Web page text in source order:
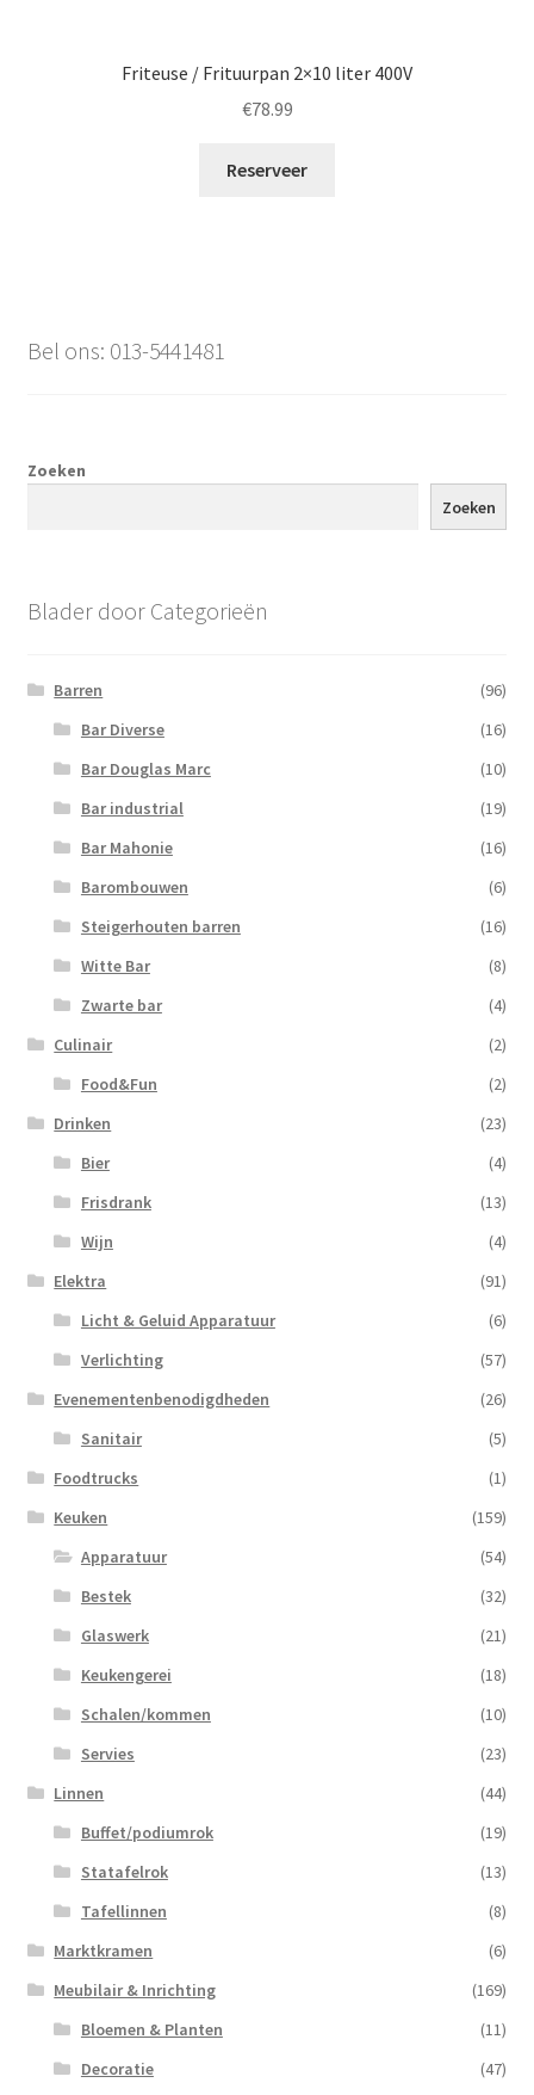
Friteuse / Frituurpan 2×10 liter 400V
€78.99
Reserveer
Bel ons: 013-5441481
Zoeken
Zoeken
Blader door Categorieën
Barren
(96)
Bar Diverse
(16)
Bar Douglas Marc
(10)
Bar industrial
(19)
Bar Mahonie
(16)
Barombouwen
(6)
Steigerhouten barren
(16)
Witte Bar
(8)
Zwarte bar
(4)
Culinair
(2)
Food&Fun
(2)
Drinken
(23)
Bier
(4)
Frisdrank
(13)
Wijn
(4)
Elektra
(91)
Licht & Geluid Apparatuur
(6)
Verlichting
(57)
Evenementenbenodigdheden
(26)
Sanitair
(5)
Foodtrucks
(1)
Keuken
(159)
Apparatuur
(54)
Bestek
(32)
Glaswerk
(21)
Keukengerei
(18)
Schalen/kommen
(10)
Servies
(23)
Linnen
(44)
Buffet/podiumrok
(19)
Statafelrok
(13)
Tafellinnen
(8)
Marktkramen
(6)
Meubilair & Inrichting
(169)
Bloemen & Planten
(11)
Decoratie
(47)